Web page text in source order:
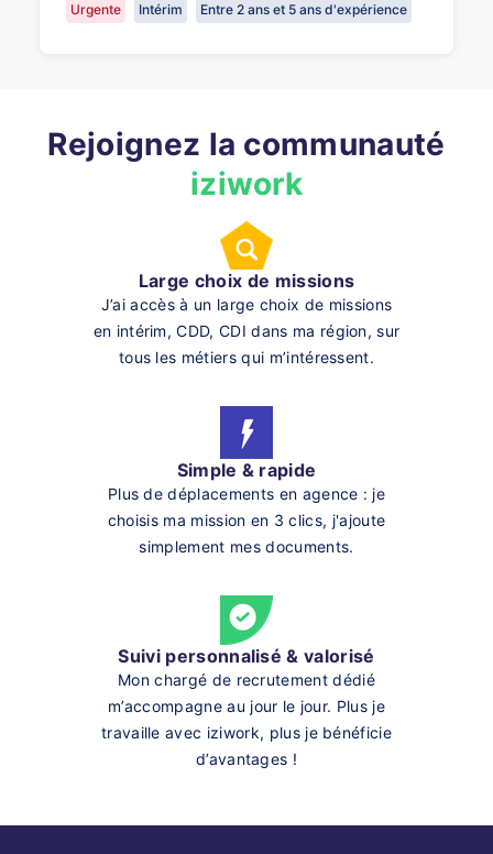
Urgente Intérim Entre 2 ans et 5 ans d'expérience
Rejoignez la communauté
iziwork
Large choix de missions
J’ai accès à un large choix de missions
en intérim, CDD, CDI dans ma région, sur
tous les métiers qui m’intéressent.
Simple & rapide
Plus de déplacements en agence : je
choisis ma mission en 3 clics, j'ajoute
simplement mes documents.
Suivi personnalisé & valorisé
Mon chargé de recrutement dédié
m’accompagne au jour le jour. Plus je
travaille avec iziwork, plus je bénéficie
d’avantages !